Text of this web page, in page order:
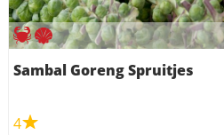
Sambal Goreng Spruitjes
4